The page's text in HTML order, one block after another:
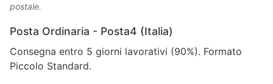
postale.
Posta Ordinaria - Posta4 (Italia)
Consegna entro 5 giorni lavorativi (90%). Formato
Piccolo Standard.